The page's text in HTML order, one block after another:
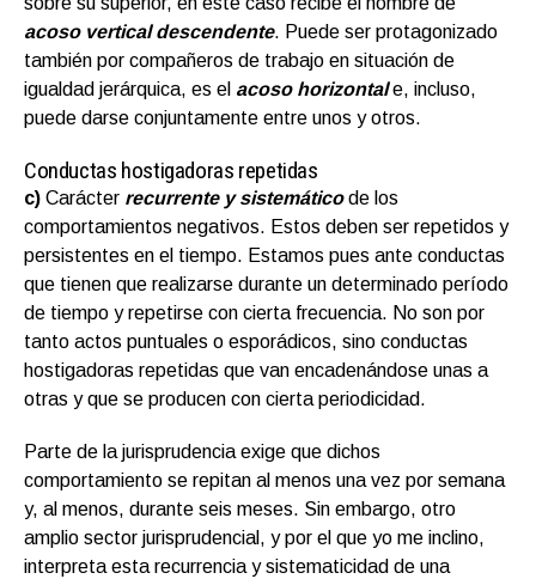
acoso vertical descendente. Puede ser protagonizado
también por compañeros de trabajo en situación de
igualdad jerárquica, es el acoso horizontale, incluso,
puede darse conjuntamente entre unos y otros.
Conductas hostigadoras repetidas
c) Carácter recurrente y sistemáticode los
comportamientos negativos. Estos deben ser repetidos y
persistentes en el tiempo. Estamos pues ante conductas
que tienen que realizarse durante un determinado período
de tiempo y repetirse con cierta frecuencia. No son por
tanto actos puntuales o esporádicos, sino conductas
hostigadoras repetidas que van encadenándose unas a
otras y que se producen con cierta periodicidad.
Parte de la jurisprudencia exige que dichos
comportamiento se repitan al menos una vez por semana
y, al menos, durante seis meses. Sin embargo, otro
amplio sector jurisprudencial, y por el que yo me inclino,
interpreta esta recurrencia y sistematicidad de una